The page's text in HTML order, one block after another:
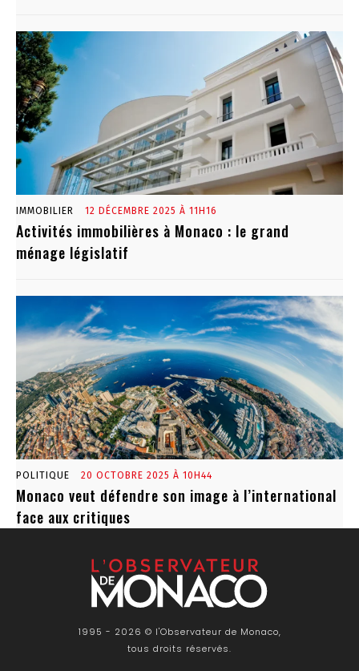
IMMOBILIER 12 DÉCEMBRE 2025 À 11H16
Activités immobilières à Monaco : le grand
ménage législatif
POLITIQUE 20 OCTOBRE 2025 À 10H44
Monaco veut défendre son image à l’international
face aux critiques
1995 - 2026 © l'Observateur de Monaco,
tous droits réservés.